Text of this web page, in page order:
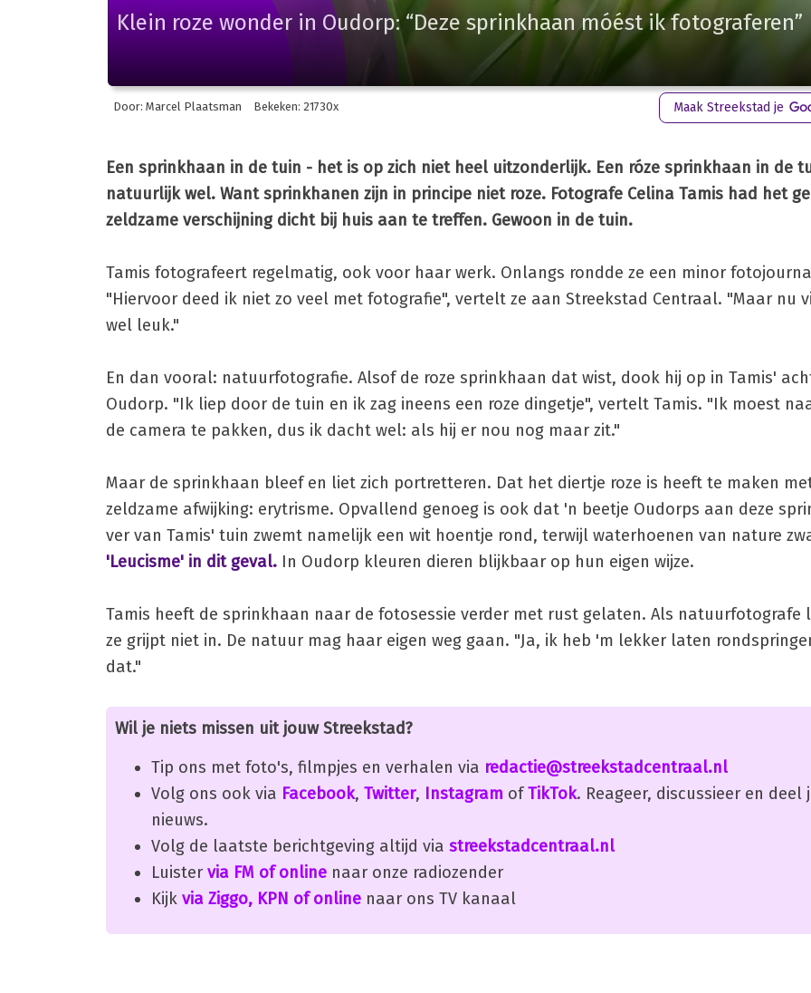
Klein roze wonder in Oudorp: “Deze sprinkhaan móést ik fotograferen”
Door: Marcel Plaatsman Bekeken: 21730x Maak Streekstad je
Een sprinkhaan in de tuin - het is op zich niet heel uitzonderlijk. Een róze sprinkhaan in de
natuurlijk wel. Want sprinkhanen zijn in principe niet roze. Fotografe Celina Tamis had het
zeldzame verschijning dicht bij huis aan te treffen. Gewoon in de tuin.
Tamis fotografeert regelmatig, ook voor haar werk. Onlangs rondde ze een minor
"Hiervoor deed ik niet zo veel met fotografie", vertelt ze aan Streekstad Centraal. "Maar nu
wel leuk."
En dan vooral: natuurfotografie. Alsof de roze sprinkhaan dat wist, dook hij op in Tamis'
Oudorp. "Ik liep door de tuin en ik zag ineens een roze dingetje", vertelt Tamis. "Ik moest
de camera te pakken, dus ik dacht wel: als hij er nou nog maar zit."
Maar de sprinkhaan bleef en liet zich portretteren. Dat het diertje roze is heeft te maken
zeldzame afwijking: erytrisme. Opvallend genoeg is ook dat 'n beetje Oudorps aan deze
ver van Tamis' tuin zwemt namelijk een wit hoentje rond, terwijl waterhoenen van nature
'Leucisme' in dit geval. In Oudorp kleuren dieren blijkbaar op hun eigen wijze.
Tamis heeft de sprinkhaan naar de fotosessie verder met rust gelaten. Als natuurfotografe
ze grijpt niet in. De natuur mag haar eigen weg gaan. "Ja, ik heb 'm lekker laten
dat."
Wil je niets missen uit jouw Streekstad?
Tip ons met foto's, filmpjes en verhalen via redactie@streekstadcentraal.nl
Volg ons ook via Facebook, Twitter, Instagram ofTikTok. Reageer, discussieer en deel
nieuws.
Volg de laatste berichtgeving altijd via streekstadcentraal.nl
Luister via FM of online naar onze radiozender
Kijk via Ziggo, KPN of online naar ons TV kanaal